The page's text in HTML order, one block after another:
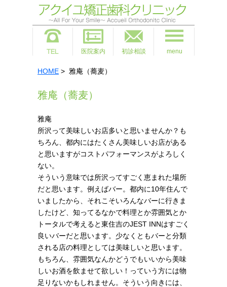
医院案内 初診相談 menu
HOME > 雅庵（蕎麦）
雅庵（蕎麦）
雅庵
所沢って美味しいお店多いと思いませんか？も
ちろん、都内にはたくさん美味しいお店がある
と思いますがコストパフォーマンスがよろしく
ない。
そういう意味では所沢ってすごく恵まれた場所
だと思います。例えばバー。都内に10年住んで
いましたから、それこそいろんなバーに行きま
したけど、知ってるなかで料理とか雰囲気とか
トータルで考えると東住吉のJEST INNはすごく
良いバーだと思います。少なくともバーと分類
される店の料理としては美味しいと思います。
もちろん、雰囲気なんかどうでもいいから美味
しいお酒を飲ませて欲しい！っていう方には物
足りないかもしれません。そういう向きには、